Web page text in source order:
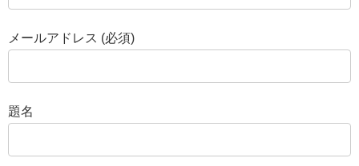
メールアドレス (必須)
題名